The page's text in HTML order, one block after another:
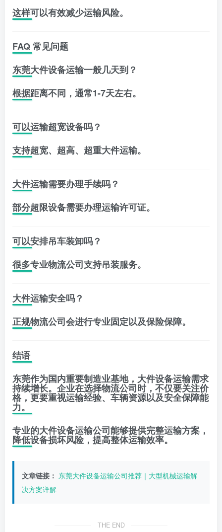
这样可以有效减少运输风险。
FAQ 常见问题
东莞大件设备运输一般几天到？
根据距离不同，通常1-7天左右。
可以运输超宽设备吗？
支持超宽、超高、超重大件运输。
大件运输需要办理手续吗？
部分超限设备需要办理运输许可证。
可以安排吊车装卸吗？
很多专业物流公司支持吊装服务。
大件运输安全吗？
正规物流公司会进行专业固定以及保险保障。
结语
东莞作为国内重要制造业基地，大件设备运输需求
持续增长。企业在选择物流公司时，不仅要关注价
格，更要重视运输经验、车辆资源以及安全保障能
力。
专业的大件设备运输公司能够提供完整运输方案，
降低设备损坏风险，提高整体运输效率。
文章链接： 东莞大件设备运输公司推荐｜大型机械运输解
决方案详解
THE END